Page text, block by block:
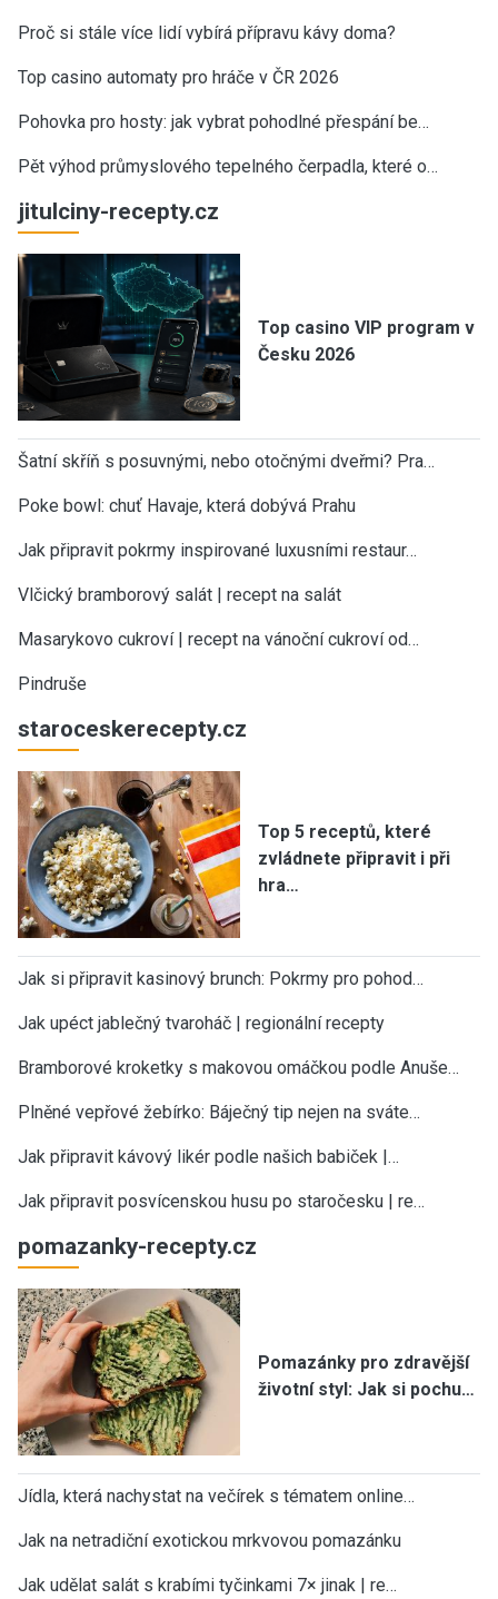
Proč si stále více lidí vybírá přípravu kávy doma?
Top casino automaty pro hráče v ČR 2026
Pohovka pro hosty: jak vybrat pohodlné přespání be…
Pět výhod průmyslového tepelného čerpadla, které o…
jitulciny-recepty.cz
Top casino VIP program v
Česku 2026
Šatní skříň s posuvnými, nebo otočnými dveřmi? Pra…
Poke bowl: chuť Havaje, která dobývá Prahu
Jak připravit pokrmy inspirované luxusními restaur…
Vlčický bramborový salát | recept na salát
Masarykovo cukroví | recept na vánoční cukroví od…
Pindruše
staroceskerecepty.cz
Top 5 receptů, které
zvládnete připravit i při
hra…
Jak si připravit kasinový brunch: Pokrmy pro pohod…
Jak upéct jablečný tvaroháč | regionální recepty
Bramborové kroketky s makovou omáčkou podle Anuše…
Plněné vepřové žebírko: Báječný tip nejen na sváte…
Jak připravit kávový likér podle našich babiček |…
Jak připravit posvícenskou husu po staročesku | re…
pomazanky-recepty.cz
Pomazánky pro zdravější
životní styl: Jak si pochu…
Jídla, která nachystat na večírek s tématem online…
Jak na netradiční exotickou mrkvovou pomazánku
Jak udělat salát s krabími tyčinkami 7× jinak | re…